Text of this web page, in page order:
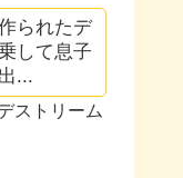
られたデ
して息子
...
ストリーム